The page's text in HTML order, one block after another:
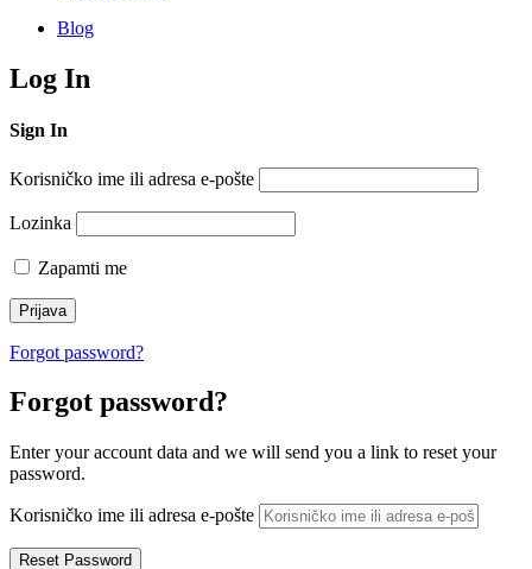
Blog
Log In
Sign In
Korisničko ime ili adresa e-pošte
Lozinka
Zapamti me
Forgot password?
Forgot password?
Enter your account data and we will send you a link to reset your
password.
Korisničko ime ili adresa e-pošte